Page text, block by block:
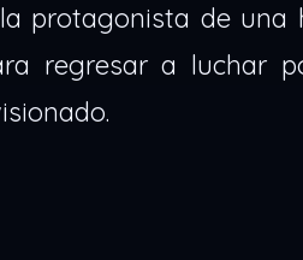
protagonista de una
regresar a luchar